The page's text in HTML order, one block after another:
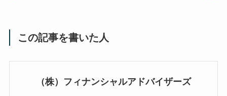
この記事を書いた人
（株）フィナンシャルアドバイザーズ